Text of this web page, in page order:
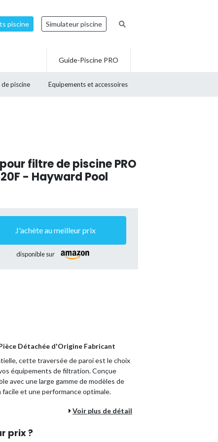
piscine Simulateur piscine
piscine Equipements et accessoires
Guide-Piscine PRO
filtre de piscine PRO
- Hayward Pool
J'achète au meilleur prix
disponible sur
Détachée d'Origine Fabricant
cette traversée de paroi est le choix
équipements de filtration. Conçue
avec une large gamme de modèles de
et une performance optimale.
: C2020, C3020, C4020, C5020
Voir plus de détail
prix ?